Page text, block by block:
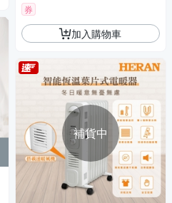
券
加入購物車
補貨中